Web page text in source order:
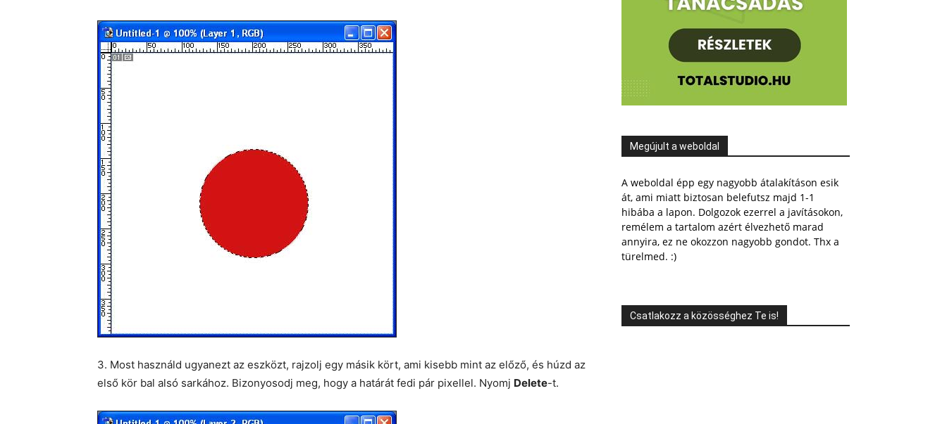
3. Most használd ugyanezt az eszközt, rajzolj egy másik kört, ami kisebb mint az előző, és húzd az
első kör bal alsó sarkához. Bizonyosodj meg, hogy a határát fedi pár pixellel. Nyomj Delete-t.
Megújult a weboldal
A weboldal épp egy nagyobb átalakításon esik
át, ami miatt biztosan belefutsz majd 1-1
hibába a lapon. Dolgozok ezerrel a javításokon,
remélem a tartalom azért élvezhető marad
annyira, ez ne okozzon nagyobb gondot. Thx a
türelmed. :)
Csatlakozz a közösséghez Te is!